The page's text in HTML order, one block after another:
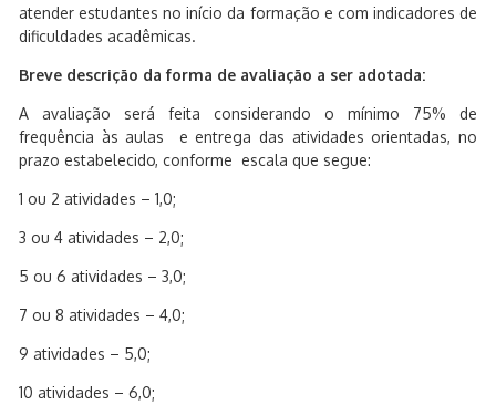
atender estudantes no início da formação e com indicadores de
dificuldades acadêmicas.
Breve descrição da forma de avaliação a ser adotada:
A avaliação será feita considerando o mínimo 75% de
frequência às aulas e entrega das atividades orientadas, no
prazo estabelecido, conforme escala que segue:
1 ou 2 atividades – 1,0;
3 ou 4 atividades – 2,0;
5 ou 6 atividades – 3,0;
7 ou 8 atividades – 4,0;
9 atividades – 5,0;
10 atividades – 6,0;